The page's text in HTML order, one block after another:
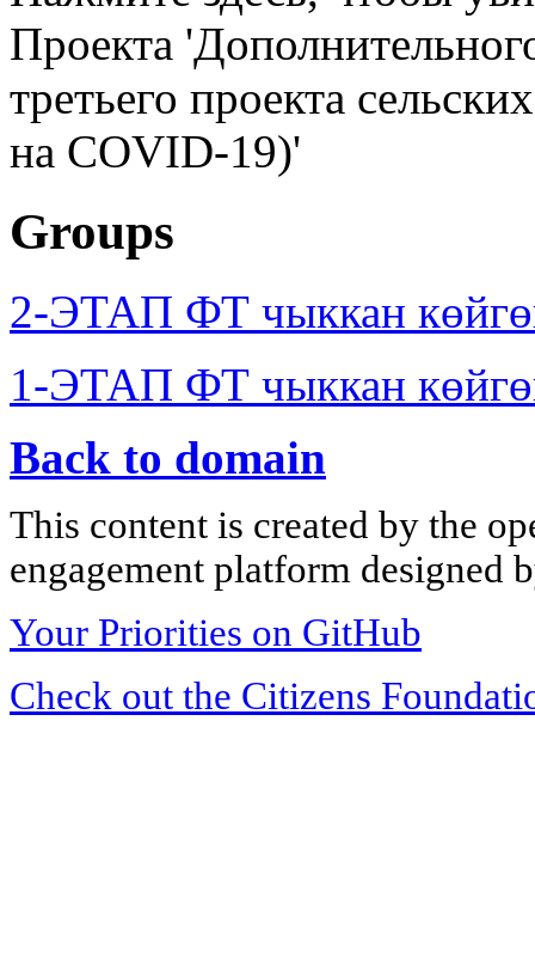
Проекта
третьего проекта
на COVID-19)'
Groups
2-ЭТАП ФТ чыккан
1-ЭТАП ФТ чыккан
Back to domain
This content is created by the
engagement platform designed
Your Priorities on GitHub
Check out the Citizens